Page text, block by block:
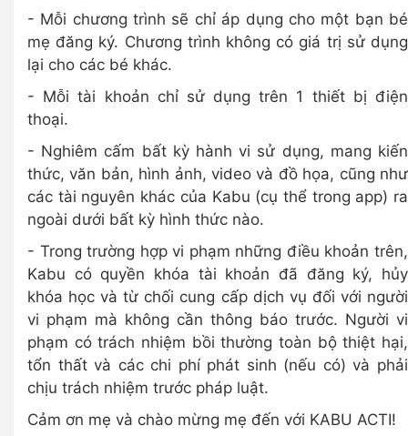
- Mỗi chương trình sẽ chỉ áp dụng cho một bạn bé
mẹ đăng ký. Chương trình không có giá trị sử dụng
lại cho các bé khác.
- Mỗi tài khoản chỉ sử dụng trên 1 thiết bị điện
thoại.
- Nghiêm cấm bất kỳ hành vi sử dụng, mang kiến
thức, văn bản, hình ảnh, video và đồ họa, cũng như
các tài nguyên khác của Kabu (cụ thể trong app) ra
ngoài dưới bất kỳ hình thức nào.
- Trong trường hợp vi phạm những điều khoản trên,
Kabu có quyền khóa tài khoản đã đăng ký, hủy
khóa học và từ chối cung cấp dịch vụ đối với người
vi phạm mà không cần thông báo trước. Người vi
phạm có trách nhiệm bồi thường toàn bộ thiệt hại,
tổn thất và các chi phí phát sinh (nếu có) và phải
chịu trách nhiệm trước pháp luật.
Cảm ơn mẹ và chào mừng mẹ đến với KABU ACTI!